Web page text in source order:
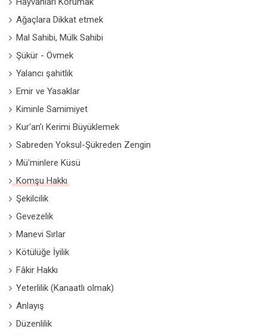
Ağaçlara Dikkat etmek
Mal Sahibi, Mülk Sahibi
Şükür - Övmek
Yalancı şahitlik
Emir ve Yasaklar
Kiminle Samimiyet
Kur'an'ı Kerimi Büyüklemek
Sabreden Yoksul-Şükreden Zengin
Mü'minlere Küsü
Komşu Hakkı
Şekilcilik
Gevezelik
Manevi Sırlar
Kötülüğe İyilik
Fâkir Hakkı
Yeterlilik (Kanaatlı olmak)
Anlayış
Düzenlilik